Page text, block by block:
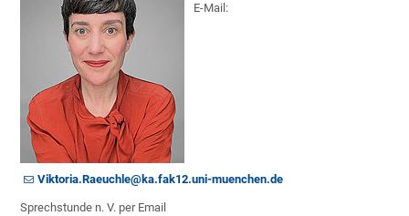
E-Mail:
Viktoria.Raeuchle@ka.fak12.uni-muenchen.de
Sprechstunde n. V. per Email